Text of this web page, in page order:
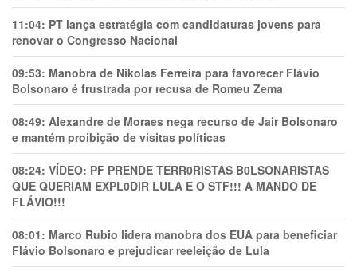
11:04: PT lança estratégia com candidaturas jovens para
renovar o Congresso Nacional
09:53: Manobra de Nikolas Ferreira para favorecer Flávio
Bolsonaro é frustrada por recusa de Romeu Zema
08:49: Alexandre de Moraes nega recurso de Jair Bolsonaro
e mantém proibição de visitas políticas
08:24: VÍDEO: PF PRENDE TERR0RlSTAS B0LSONARlSTAS
QUE QUERIAM EXPL0DlR LULA E O STF!!! A MANDO DE
FLÁVIO!!!
08:01: Marco Rubio lidera manobra dos EUA para beneficiar
Flávio Bolsonaro e prejudicar reeleição de Lula